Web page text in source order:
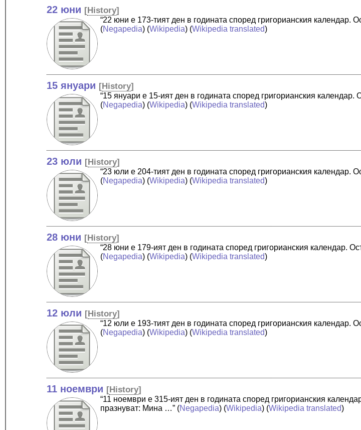
22 юни [History]
“22 юни е 173-тият ден в годината според григорианския календар.
(Negapedia) (Wikipedia) (Wikipedia translated)
15 януари [History]
“15 януари е 15-ият ден в годината според григорианския
(Negapedia) (Wikipedia) (Wikipedia translated)
23 юли [History]
“23 юли е 204-тият ден в годината според григорианския календар.
(Negapedia) (Wikipedia) (Wikipedia translated)
28 юни [History]
“28 юни е 179-ият ден в годината според григорианския календар.
(Negapedia) (Wikipedia) (Wikipedia translated)
12 юли [History]
“12 юли е 193-тият ден в годината според григорианския календар.
(Negapedia) (Wikipedia) (Wikipedia translated)
11 ноември [History]
“11 ноември е 315-ият ден в годината според григорианския
празнуват: Мина …” (Negapedia) (Wikipedia) (Wikipedia translated)